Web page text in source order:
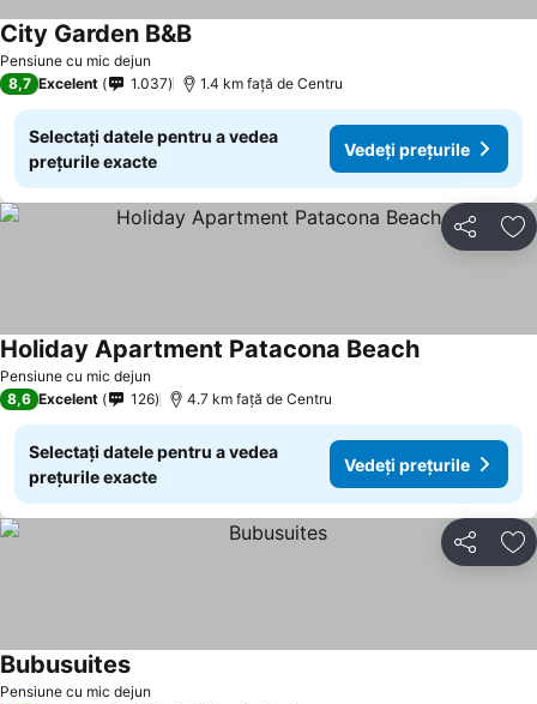
Pensiune cu mic dejun
City Garden B&BVedeți prețurile
8,7 Excelent 1.037 1.4 km faţă de Centru
Selectați datele pentru a vedea
prețurile exacte
Vedeți prețurile
Distribuiți
Pensiune cu mic dejun
Holiday Apartment Patacona BeachVedeți
8,6 Excelent 126 4.7 km faţă de Centru
Selectați datele pentru a vedea
prețurile exacte
Vedeți prețurile
Distribuiți
Pensiune cu mic dejun
BubusuitesVedeți prețurile